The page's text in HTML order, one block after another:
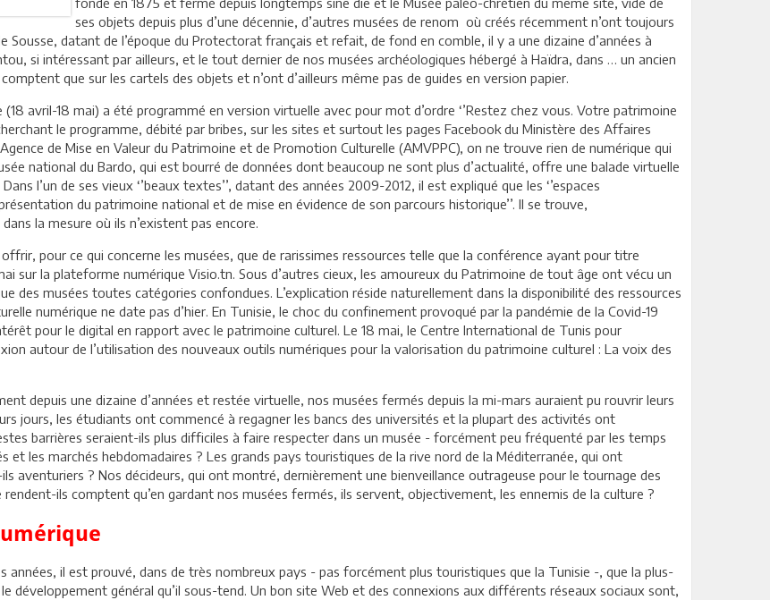
ses objets depuis plus d’une décennie, d’autres musées de renom où créés récemment n’ont toujours
Sousse, datant de l’époque du Protectorat français et refait, de fond en comble, il y a une dizaine d’années à
si intéressant par ailleurs, et le tout dernier de nos musées archéologiques hébergé à Haïdra, dans … un ancien
que sur les cartels des objets et n’ont d’ailleurs même pas de guides en version papier.
avril-18 mai) a été programmé en version virtuelle avec pour mot d’ordre ‘’Restez chez vous. Votre patrimoine
le programme, débité par bribes, sur les sites et surtout les pages Facebook du Ministère des Affaires
de Mise en Valeur du Patrimoine et de Promotion Culturelle (AMVPPC), on ne trouve rien de numérique qui
national du Bardo, qui est bourré de données dont beaucoup ne sont plus d’actualité, offre une balade virtuelle
l’un de ses vieux ‘’beaux textes’’, datant des années 2009-2012, il est expliqué que les ‘’espaces
du patrimoine national et de mise en évidence de son parcours historique’’. Il se trouve,
la mesure où ils n’existent pas encore.
pour ce qui concerne les musées, que de rarissimes ressources telle que la conférence ayant pour titre
sur la plateforme numérique Visio.tn. Sous d’autres cieux, les amoureux du Patrimoine de tout âge ont vécu un
des musées toutes catégories confondues. L’explication réside naturellement dans la disponibilité des ressources
numérique ne date pas d’hier. En Tunisie, le choc du confinement provoqué par la pandémie de la Covid-19
pour le digital en rapport avec le patrimoine culturel. Le 18 mai, le Centre International de Tunis pour
autour de l’utilisation des nouveaux outils numériques pour la valorisation du patrimoine culturel : La voix des
depuis une dizaine d’années et restée virtuelle, nos musées fermés depuis la mi-mars auraient pu rouvrir leurs
jours, les étudiants ont commencé à regagner les bancs des universités et la plupart des activités ont
barrières seraient-ils plus difficiles à faire respecter dans un musée - forcément peu fréquenté par les temps
et les marchés hebdomadaires ? Les grands pays touristiques de la rive nord de la Méditerranée, qui ont
aventuriers ? Nos décideurs, qui ont montré, dernièrement une bienveillance outrageuse pour le tournage des
ils comptent qu’en gardant nos musées fermés, ils servent, objectivement, les ennemis de la culture ?
années, il est prouvé, dans de très nombreux pays - pas forcément plus touristiques que la Tunisie -, que la plus-
développement général qu’il sous-tend. Un bon site Web et des connexions aux différents réseaux sociaux sont,